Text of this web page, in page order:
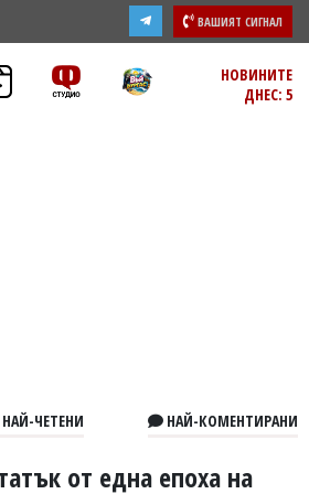
ВАШИЯТ СИГНАЛ
НОВИНИТЕ
ДНЕС: 5
ЧЕТЕНИ НАЙ-КОМЕНТИРАНИ
от една епоха на